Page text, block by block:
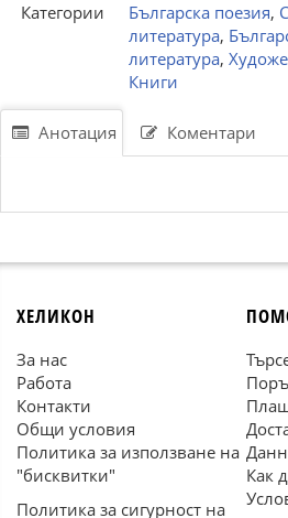
Категории
Българска поезия,
литература,
литература,
Книги
Анотация Коментари
ХЕЛИКОН
За нас
Работа
Контакти
Общи условия
Политика за използване на
"бисквитки"
Политика за сигурност на
Как